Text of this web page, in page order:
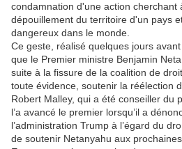
condamnation d'une action cherchant
dépouillement du territoire d'un pays
dangereux dans le monde.
Ce geste, réalisé quelques jours
que le Premier ministre Benjamin
suite à la fissure de la coalition de
toute évidence, soutenir la réélection
Robert Malley, qui a été conseiller du
l’a avancé le premier lorsqu’il a
l’administration Trump à l’égard du
de soutenir Netanyahu aux